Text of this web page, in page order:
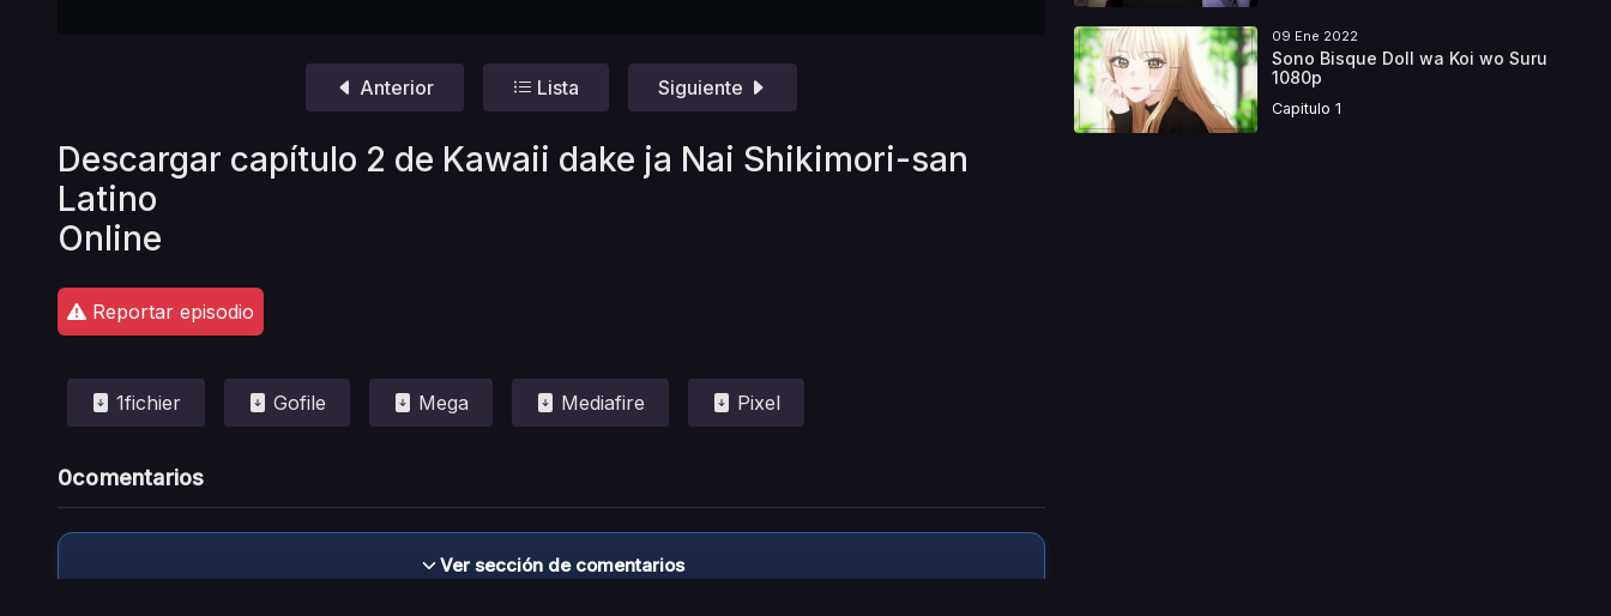
Anterior Lista Siguiente
Descargar capítulo 2 de Kawaii dake ja Nai Shikimori-san
Latino
Online
Reportar episodio
1fichier Gofile Mega Mediafire Pixel
0comentarios
Ver sección de comentarios
09 Ene 2022
Sono Bisque Doll wa Koi wo Suru
1080p
Capitulo 1